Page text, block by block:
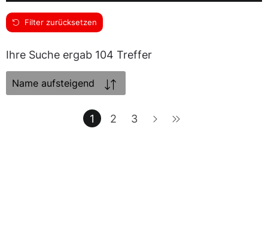
Filter zurücksetzen
Ihre Suche ergab 104 Treffer
Sortierung:
1 2 3